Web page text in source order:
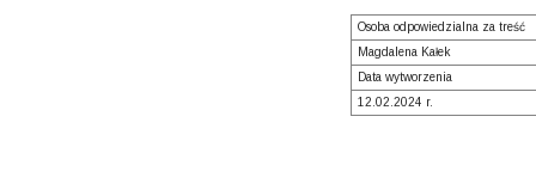
Osoba odpowiedzialna za treść
Magdalena Kałek
Data wytworzenia
12.02.2024 r.